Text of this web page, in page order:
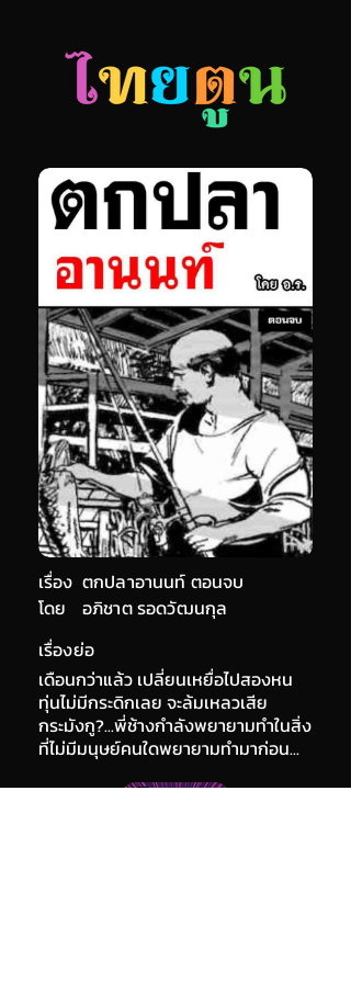
เรื่อง ตกปลาอานนท์ ตอนจบ
อภิชาต รอดวัฒนกุล
โดย
เรื่องย่อ
เดือนกว่าแล้ว เปลี่ยนเหยื่อไปสองหน
ทุ่นไม่มีกระดิกเลย จะล้มเหลวเสีย
กระมังกู?...พี่ช้างกำลังพยายามทำในสิ่ง
ที่ไม่มีมนุษย์คนใดพยายามทำมาก่อน...